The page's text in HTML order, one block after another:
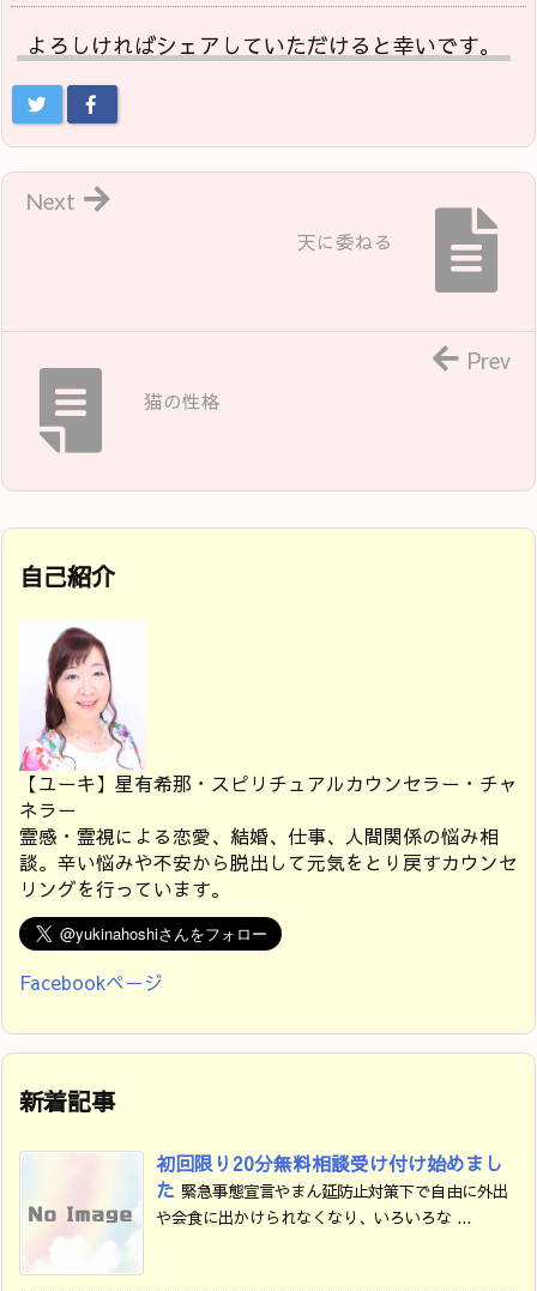
よろしければシェアしていただけると幸いです。
天に委ねる
Next
猫の性格
Prev
自己紹介
【ユーキ】星有希那・スピリチュアルカウンセラー・チャ
ネラー
霊感・霊視による恋愛、結婚、仕事、人間関係の悩み相
談。辛い悩みや不安から脱出して元気をとり戻すカウンセ
リングを行っています。
Facebookページ
新着記事
初回限り20分無料相談受け付け始めまし
た 緊急事態宣言やまん延防止対策下で自由に外出
や会食に出かけられなくなり、いろいろな ...